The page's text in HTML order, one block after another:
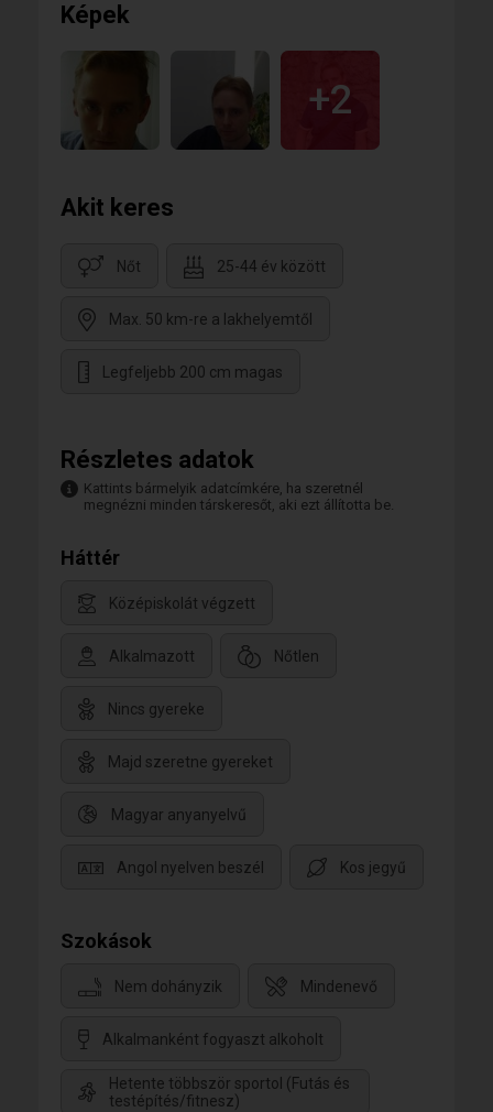
Képek
+2
Akit keres
Nőt 25-44 év között
Max. 50 km-re a lakhelyemtől
Legfeljebb 200 cm magas
Részletes adatok
Kattints bármelyik adatcímkére, ha szeretnél
megnézni minden társkeresőt, aki ezt állította be.
Háttér
Középiskolát végzett
Alkalmazott Nőtlen
Nincs gyereke
Majd szeretne gyereket
Magyar anyanyelvű
Angol nyelven beszél Kos jegyű
Szokások
Nem dohányzik Mindenevő
Alkalmanként fogyaszt alkoholt
Hetente többször sportol (Futás és
testépítés/fitnesz)